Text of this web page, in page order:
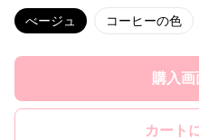
べージュ コーヒーの色
購入
カート